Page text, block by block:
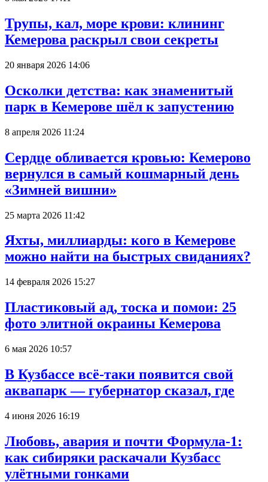
Трупы, кал, море крови: клининг
Кемерова раскрыл свои секреты
20 января 2026 14:06
Осколки детства: как знаменитый
парк в Кемерове шёл к запустению
8 апреля 2026 11:24
Сердце обливается кровью: Кемерово
вернулся в самый кошмарный день
«Зимней вишни»
25 марта 2026 11:42
Яхты, миллиарды: кого в Кемерове
можно найти на быстрых свиданиях?
14 февраля 2026 15:27
Пластиковый ад, тоска и помои: 25
фото элитной окраины Кемерова
6 мая 2026 10:57
В Кузбассе всё-таки появится свой
аквапарк — губернатор сказал, где
4 июня 2026 16:19
Любовь, авария и почти Формула-1:
как сибиряки раскачали Кузбасс
улётными гонками